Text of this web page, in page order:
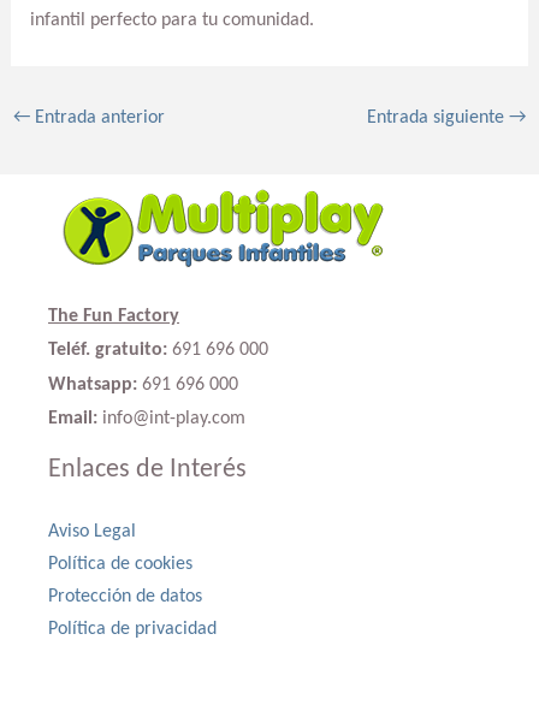
infantil perfecto para tu comunidad.
←Entrada anterior Entrada siguiente→
The Fun Factory
Teléf. gratuito: 691 696 000
Whatsapp: 691 696 000
Email: info@int-play.com
Enlaces de Interés
Aviso Legal
Política de cookies
Protección de datos
Política de privacidad